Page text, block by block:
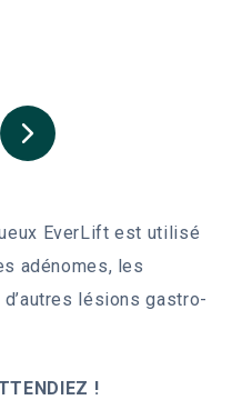
EverLift est utilisé
adénomes, les
lésions gastro-
!